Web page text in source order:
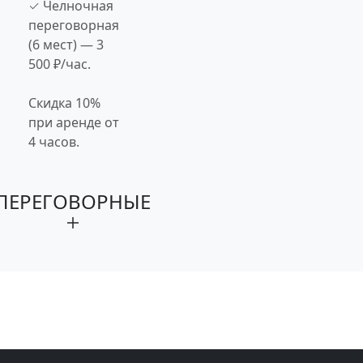
✓ Челночная
переговорная
(6 мест) — 3
500 ₽/час.
Скидка 10%
при аренде от
4 часов.